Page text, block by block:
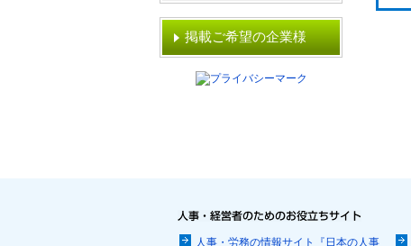
掲載ご希望の企業様
人事・労務の情報サイト『日本の人事